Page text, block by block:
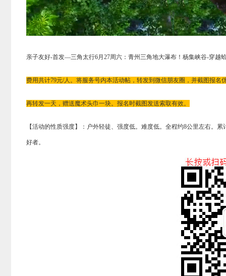
亲子友好-首发—三角太行6月27周六： 青州三角地大瀑布！杨集峡谷-穿越
费用共计79元/人。将服务号内本活动帖，转发到微信朋友圈，并截图报名
再转发一天，赠送魔术头巾一块。报名时截图发送索取有效。
【活动的性质强度】：户外轻徒、强度低。难度低。全程约8公里左右。
好者。